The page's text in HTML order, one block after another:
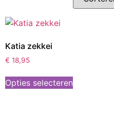
Katia zekkei
€ 18,95
Opties selecteren